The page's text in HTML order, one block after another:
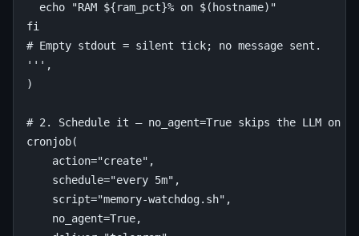
  echo "RAM $
{ram_pct}% on $(hostname)"
fi
# Empty stdout = silent tick; no message sent.
''' ,
)
# 2. Schedule it — no_agent=True skips the LLM on
cronjob(
action="create" ,
schedule="every 5m" ,
script="memory-watchdog.sh" ,
no_agent=True,